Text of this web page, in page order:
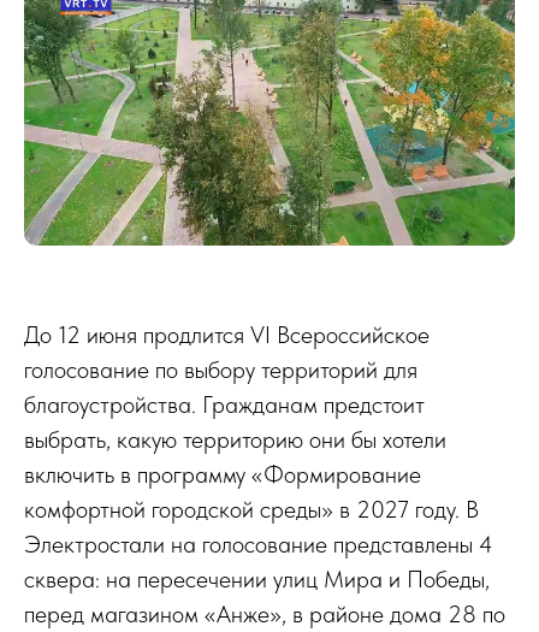
До 12 июня продлится VI Всероссийское
голосование по выбору территорий для
благоустройства. Гражданам предстоит
выбрать, какую территорию они бы хотели
включить в программу «Формирование
комфортной городской среды» в 2027 году. В
Электростали на голосование представлены 4
сквера: на пересечении улиц Мира и Победы,
перед магазином «Анже», в районе дома 28 по